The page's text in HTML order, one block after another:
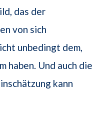
das der
von sich
unbedingt dem,
haben. Und auch die
kann